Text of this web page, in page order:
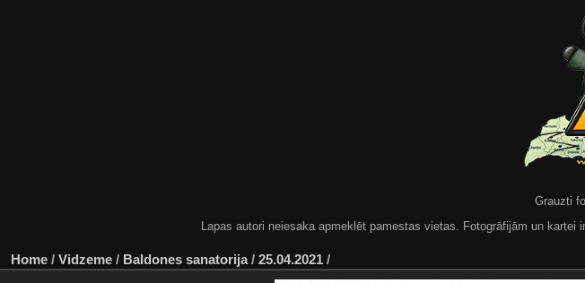
Grauzti
Lapas autori neiesaka apmeklēt pamestas vietas. Fotogrāfijām un
Home / Vidzeme / Baldones sanatorija/ 25.04.2021 /